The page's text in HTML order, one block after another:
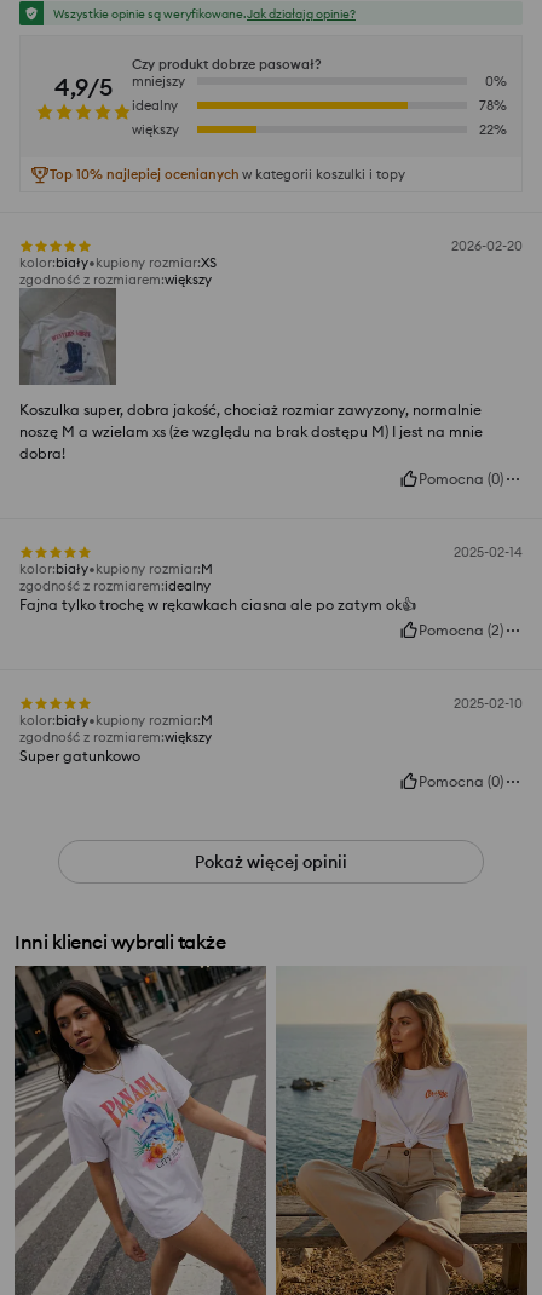
Wszystkie opinie są weryfikowane.Jak działają opinie?
4,9/5
Czy produkt dobrze pasował?
mniejszy
0%
idealny
78%
większy
22%
Top 10% najlepiej ocenianych w kategorii koszulki i topy
2026-02-20
kolor:biały kupiony rozmiar:XS
zgodność z rozmiarem:większy
Koszulka super, dobra jakość, chociaż rozmiar zawyzony, normalnie
noszę M a wzielam xs (że względu na brak dostępu M) I jest na mnie
dobra!
Pomocna (0)
2025-02-14
kolor:biały kupiony rozmiar:M
zgodność z rozmiarem:idealny
Fajna tylko trochę w rękawkach ciasna ale po zatym ok👍️
Pomocna (2)
2025-02-10
kolor:biały kupiony rozmiar:M
zgodność z rozmiarem:większy
Super gatunkowo
Pomocna (0)
Pokaż więcej opinii
Inni klienci wybrali także